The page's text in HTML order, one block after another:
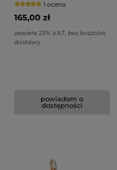
1 ocena
165,00 zł
zawiera 23% VAT, bez kosztów
dostawy
powiadom o
dostępności